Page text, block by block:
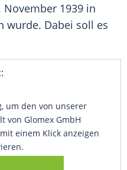
November 1939 in
wurde. Dabei soll es
um den von unserer
von Glomex GmbH
einem Klick anzeigen